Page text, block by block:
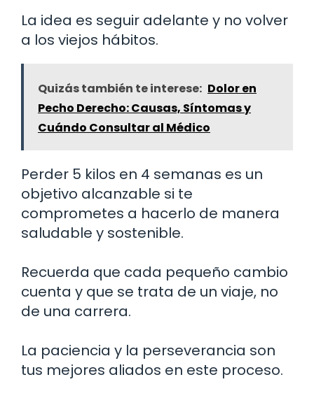
La idea es seguir adelante y no volver
a los viejos hábitos.
Quizás también te interese: Dolor en
Pecho Derecho: Causas, Síntomas y
Cuándo Consultar al Médico
Perder 5 kilos en 4 semanas es un
objetivo alcanzable si te
comprometes a hacerlo de manera
saludable y sostenible.
Recuerda que cada pequeño cambio
cuenta y que se trata de un viaje, no
de una carrera.
La paciencia y la perseverancia son
tus mejores aliados en este proceso.